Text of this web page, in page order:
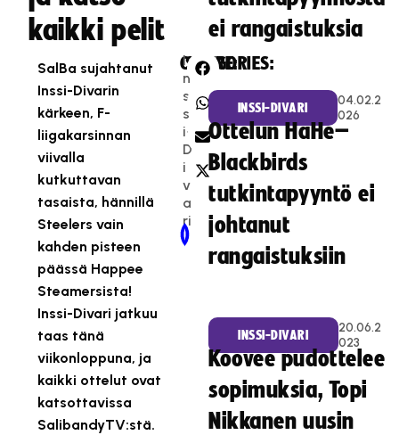
kaikki pelit
SalBa sujahtanut
Inssi-Divarin
kärkeen, F-
liigakarsinnan
viivalla
kutkuttavan
tasaista, hännillä
Steelers vain
kahden pisteen
päässä Happee
Steamersista!
Inssi-Divari jatkuu
taas tänä
viikonloppuna, ja
kaikki ottelut ovat
katsottavissa
SalibandyTV:stä.
CATEGORIES:
I
n
s
s
i-
D
i
v
a
ri
SHARE:
Older Post
Newer Post
ei rangaistuksia
INSSI-DIVARI
04.02.2
026
Ottelun HaHe–
Blackbirds
tutkintapyyntö ei
johtanut
rangaistuksiin
INSSI-DIVARI
20.06.2
023
Koovee pudottelee
sopimuksia, Topi
Nikkanen uusin